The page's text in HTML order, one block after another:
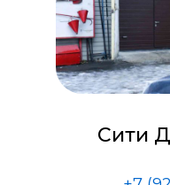
Сити